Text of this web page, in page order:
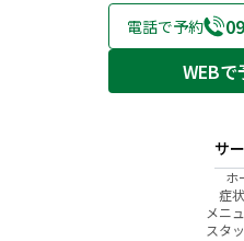
電話で予約
WEBで
サ
ホ
症
メニ
スタ